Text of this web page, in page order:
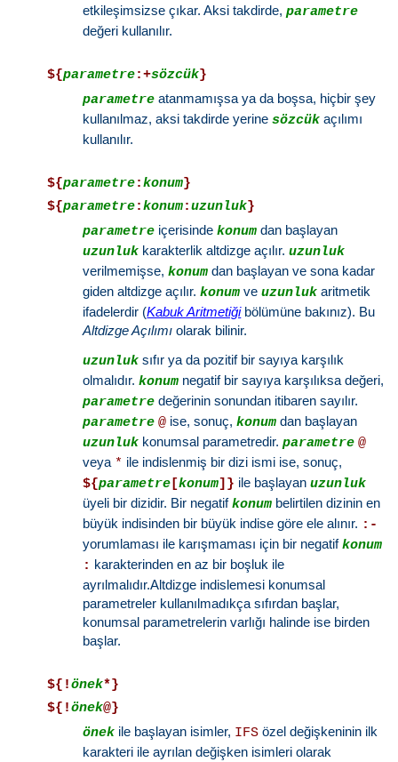
etkileşimsizse çıkar. Aksi takdirde,parametre
değeri kullanılır.
${parametre:+sözcük}
parametre atanmamışsa ya da boşsa, hiçbir şey
kullanılmaz, aksi takdirde yerinesözcük açılımı
kullanılır.
${parametre:konum}
${parametre:konum:uzunluk}
parametre içerisindekonum dan başlayan
uzunluk karakterlik altdizge açılır.uzunluk
verilmemişse,konum dan başlayan ve sona kadar
giden altdizge açılır.konum veuzunluk aritmetik
ifadelerdir (Kabuk Aritmetiğibölümüne bakınız). Bu
Altdizge Açılımı olarak bilinir.
uzunluk sıfır ya da pozitif bir sayıya karşılık
olmalıdır.konum negatif bir sayıya karşılıksa değeri,
parametre değerinin sonundan itibaren sayılır.
parametre @ ise, sonuç,konum dan başlayan
uzunluk konumsal parametredir.parametre @
veya * ile indislenmiş bir dizi ismi ise, sonuç,
${parametre [konum]} ile başlayanuzunluk
üyeli bir dizidir. Bir negatifkonum belirtilen dizinin en
büyük indisinden bir büyük indise göre ele alınır. :-
yorumlaması ile karışmaması için bir negatifkonum
: karakterinden en az bir boşluk ile
ayrılmalıdır.Altdizge indislemesi konumsal
parametreler kullanılmadıkça sıfırdan başlar,
konumsal parametrelerin varlığı halinde ise birden
başlar.
${!önek*}
${!önek@}
önek ile başlayan isimler, IFS özel değişkeninin ilk
karakteri ile ayrılan değişken isimleri olarak